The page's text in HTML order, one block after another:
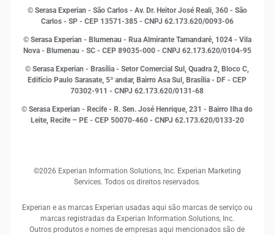
Marketing
Open Finance
Proteção de Dados
Sustentabilidade Corporativa
© Serasa Experian - São Carlos - Av. Dr. Heitor José Reali, 360 - São
Carlos - SP - CEP 13571-385 - CNPJ 62.173.620/0093-06
© Serasa Experian - Blumenau - Rua Almirante Tamandaré, 1024 - Vila
Nova - Blumenau - SC - CEP 89035-000 - CNPJ 62.173.620/0104-95
© Serasa Experian - Brasília - Setor Comercial Sul, Quadra 2, Bloco C,
Edifício Paulo Sarasate, 5º andar, Bairro Asa Sul, Brasília - DF - CEP
70302-911 - CNPJ 62.173.620/0131-68
© Serasa Experian - Recife - R. Sen. José Henrique, 231 - Bairro Ilha do
Leite, Recife – PE - CEP 50070-460 - CNPJ 62.173.620/0133-20
©2026 Experian Information Solutions, Inc. Experian Marketing
Services. Todos os direitos reservados.
Experian e as marcas Experian usadas aqui são marcas de serviço ou
marcas registradas da Experian Information Solutions, Inc.
Outros produtos e nomes de empresas aqui mencionados são de